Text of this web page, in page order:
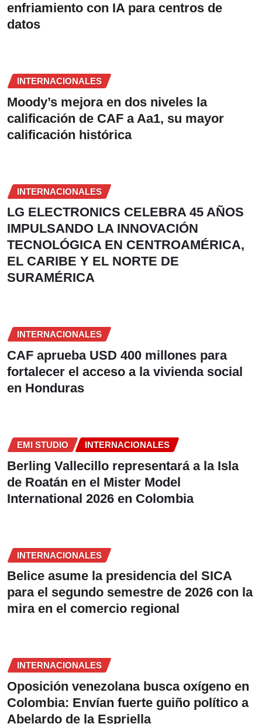
enfriamiento con IA para centros de
datos
INTERNACIONALES
Moody’s mejora en dos niveles la
calificación de CAF a Aa1, su mayor
calificación histórica
INTERNACIONALES
LG ELECTRONICS CELEBRA 45 AÑOS
IMPULSANDO LA INNOVACIÓN
TECNOLÓGICA EN CENTROAMÉRICA,
EL CARIBE Y EL NORTE DE
SURAMÉRICA
INTERNACIONALES
CAF aprueba USD 400 millones para
fortalecer el acceso a la vivienda social
en Honduras
EMI STUDIO INTERNACIONALES
Berling Vallecillo representará a la Isla
de Roatán en el Mister Model
International 2026 en Colombia
INTERNACIONALES
Belice asume la presidencia del SICA
para el segundo semestre de 2026 con la
mira en el comercio regional
INTERNACIONALES
Oposición venezolana busca oxígeno en
Colombia: Envían fuerte guiño político a
Abelardo de la Espriella